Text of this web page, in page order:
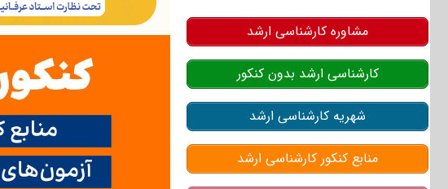
مشاوره کارشناسی ارشد
کارشناسی ارشد بدون کنکور
شهریه کارشناسی ارشد
منابع کنکور کارشناسی ارشد